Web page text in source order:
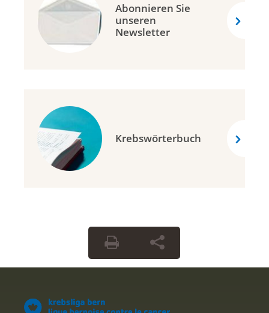
Abonnieren Sie
unseren
Newsletter
Krebswörterbuch